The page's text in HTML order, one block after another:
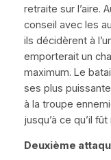
retraite sur l’aire.
conseil avec les
ils décidèrent à
emporterait un
maximum. Le
ses plus
à la troupe
jusqu’à ce qu’il
Deuxième